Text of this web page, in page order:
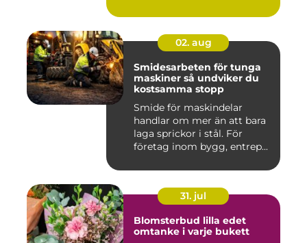
02. aug
Smidesarbeten för tunga
maskiner så undviker du
kostsamma stopp
Smide för maskindelar
handlar om mer än att bara
laga sprickor i stål. För
företag inom bygg, entrep...
31. jul
Blomsterbud lilla edet
omtanke i varje bukett